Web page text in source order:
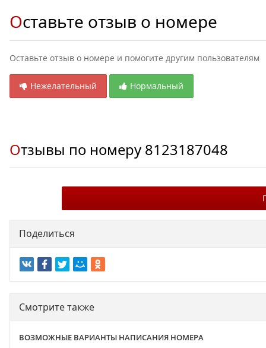
Оставьте отзыв о номере
Оставьте отзыв о номере и помогите другим пользователям
Нежелательный Нормальный
Отзывы по номеру 8123187048
Поделиться
Смотрите также
ВОЗМОЖНЫЕ ВАРИАНТЫ НАПИСАНИЯ НОМЕРА